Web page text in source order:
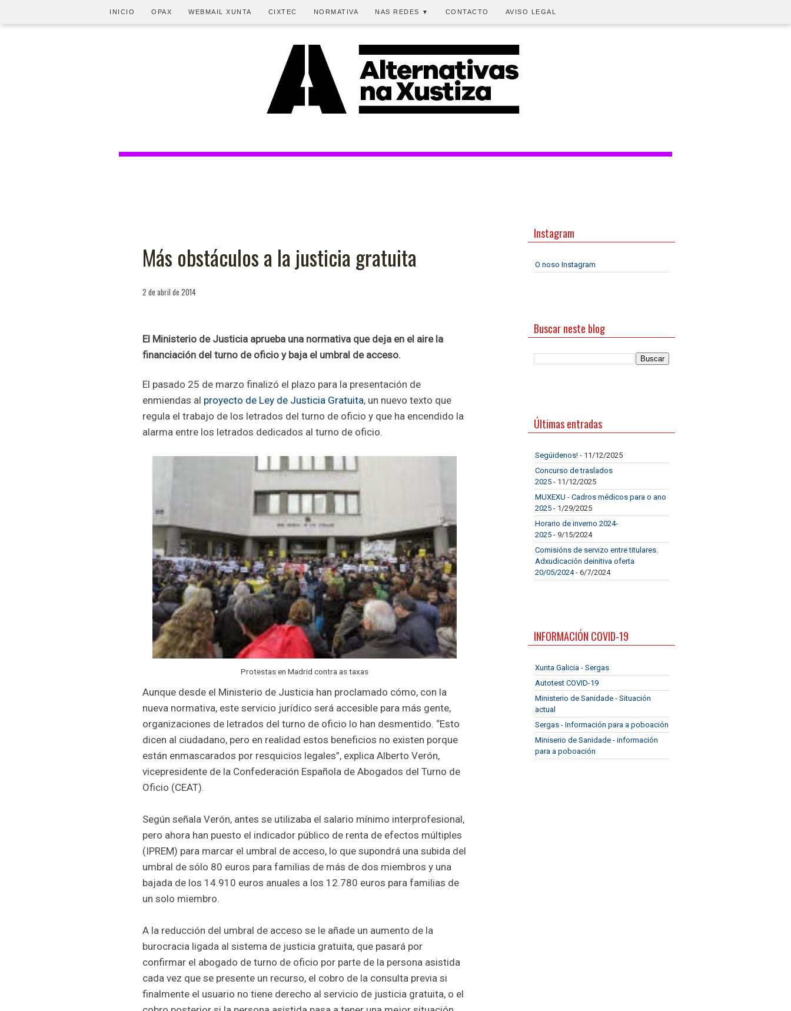
INICIO OPAX WEBMAIL XUNTA CIXTEC NORMATIVA NAS REDES ▼ CONTACTO AVISO LEGAL
Más obstáculos a la justicia gratuita
2 de abril de 2014
El Ministerio de Justicia aprueba una normativa que deja en el aire la
financiación del turno de oficio y baja el umbral de acceso.
El pasado 25 de marzo finalizó el plazo para la presentación de
enmiendas al proyecto de Ley de Justicia Gratuita, un nuevo texto que
regula el trabajo de los letrados del turno de oficio y que ha encendido la
alarma entre los letrados dedicados al turno de oficio.
Protestas en Madrid contra as taxas
Aunque desde el Ministerio de Justicia han proclamado cómo, con la
nueva normativa, este servicio jurídico será accesible para más gente,
organizaciones de letrados del turno de oficio lo han desmentido. “Esto
dicen al ciudadano, pero en realidad estos beneficios no existen porque
están enmascarados por resquicios legales”, explica Al­berto Verón,
vicepresidente de la Confederación Española de Aboga­dos del Turno de
Oficio (CEAT).
Según señala Verón, antes se utilizaba el salario mínimo interprofesional,
pero ahora han puesto el indicador público de renta de efectos múltiples
(IPREM) para marcar el umbral de acceso, lo que supondrá una subida del
umbral de sólo 80 euros para familias de más de dos miembros y una
bajada de los 14.910 euros anuales a los 12.780 euros para familias de
un solo miembro.
A la reducción del umbral de acceso se le añade un aumento de la
burocracia ligada al sistema de justicia gratuita, que pasará por
confirmar el abogado de turno de oficio por parte de la persona asistida
cada vez que se presente un recurso, el cobro de la consulta previa si
finalmente el usuario no tiene derecho al servicio de justicia gratuita, o el
Instagram
O noso Instagram
Buscar neste blog
Últimas entradas
Segúidenos! - 11/12/2025
Concurso de traslados
2025 - 11/12/2025
MUXEXU - Cadros médicos para o ano
2025 - 1/29/2025
Horario de inverno 2024-
2025 - 9/15/2024
Comisións de servizo entre titulares.
Adxudicación deinitiva oferta
20/05/2024- 6/7/2024
INFORMACIÓN COVID-19
Xunta Galicia - Sergas
Autotest COVID-19
Ministerio de Sanidade - Situación
actual
Sergas - Información para a poboación
Miniserio de Sanidade - información
para a poboación